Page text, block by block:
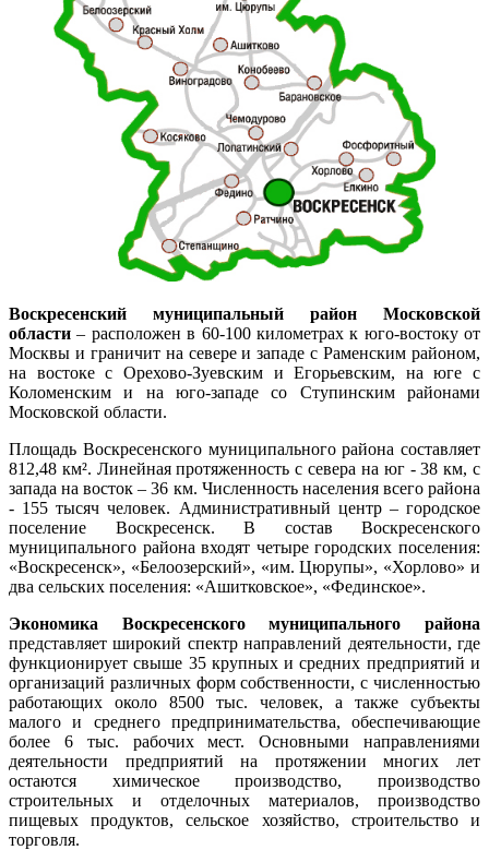
Воскресенский муниципальный район Московской
области – расположен в 60-100 километрах к юго-востоку от
Москвы и граничит на севере и западе с Раменским районом,
на востоке с Орехово-Зуевским и Егорьевским, на юге с
Коломенским и на юго-западе со Ступинским районами
Московской области.
Площадь Воскресенского муниципального района составляет
812,48 км². Линейная протяженность с севера на юг - 38 км, с
запада на восток – 36 км. Численность населения всего района
- 155 тысяч человек. Административный центр – городское
поселение Воскресенск. В состав Воскресенского
муниципального района входят четыре городских поселения:
«Воскресенск», «Белоозерский», «им. Цюрупы», «Хорлово» и
два сельских поселения: «Ашитковское», «Фединское».
Экономика Воскресенского муниципального района
представляет широкий спектр направлений деятельности, где
функционирует свыше 35 крупных и средних предприятий и
организаций различных форм собственности, с численностью
работающих около 8500 тыс. человек, а также субъекты
малого и среднего предпринимательства, обеспечивающие
более 6 тыс. рабочих мест. Основными направлениями
деятельности предприятий на протяжении многих лет
остаются химическое производство, производство
строительных и отделочных материалов, производство
пищевых продуктов, сельское хозяйство, строительство и
торговля.